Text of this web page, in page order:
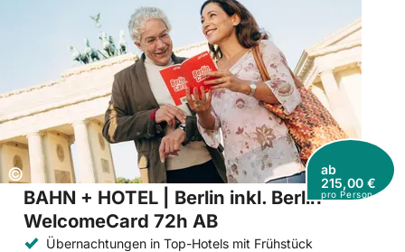
Copyright:
©
ab
215,00 €
pro Person
BAHN + HOTEL | Berlin inkl. Berlin
WelcomeCard 72h AB
Übernachtungen in Top-Hotels mit Frühstück